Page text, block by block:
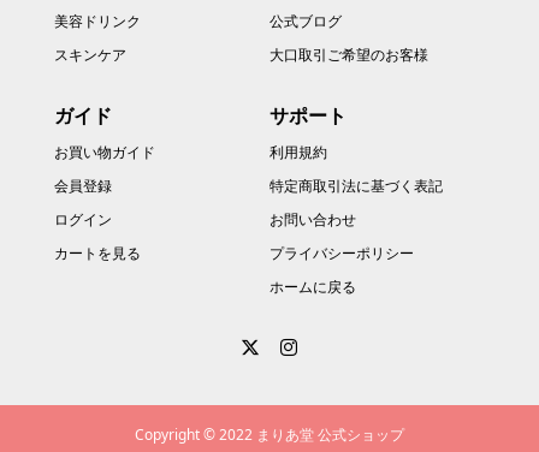
美容ドリンク
スキンケア
公式ブログ
大口取引ご希望のお客様
ガイド
お買い物ガイド
会員登録
ログイン
カートを見る
サポート
利用規約
特定商取引法に基づく表記
お問い合わせ
プライバシーポリシー
ホームに戻る
Copyright © 2022 まりあ堂 公式ショップ